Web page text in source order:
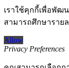
Top
เราใช้คุกกี้เพื่อพัฒ
สามารถศึกษาราย
Allow
Privacy Preferences